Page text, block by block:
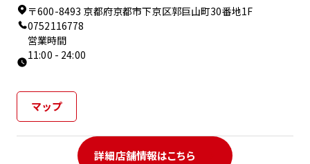
〒600-8493 京都府京都市下京区郭巨山町30番地1F
0752116778
営業時間
11:00 - 24:00
マップ
詳細店舗情報はこちら